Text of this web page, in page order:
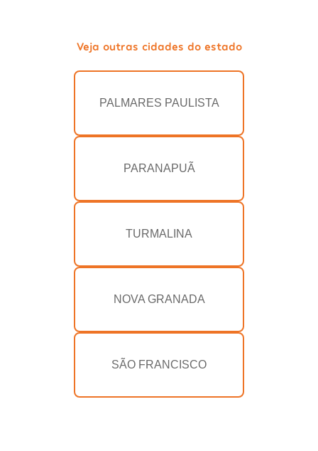
Veja outras cidades do estado
PALMARES PAULISTA
PARANAPUÃ
TURMALINA
NOVA GRANADA
SÃO FRANCISCO